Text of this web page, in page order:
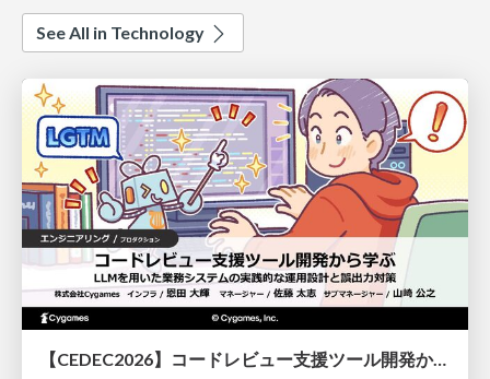
See All in Technology
【CEDEC2026】コードレビュー支援ツール開発から学ぶ：LLMを用いた業務システムの実践的な運用設計と誤出力対策